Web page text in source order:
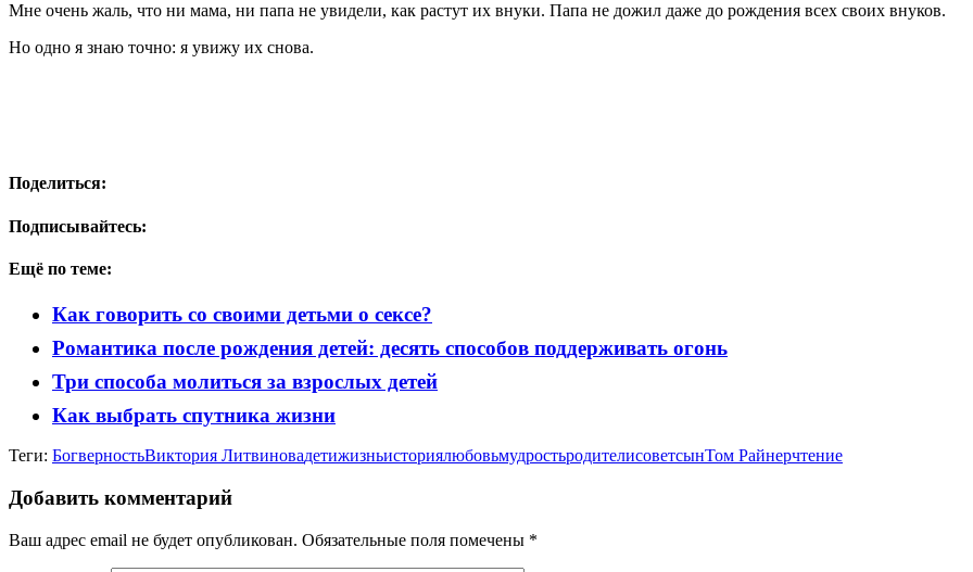
Мне очень жаль, что ни мама, ни папа не увидели, как растут их внуки. Папа не дожил даже до рождения всех своих внуков.
Но одно я знаю точно: я увижу их снова.
Поделиться:
Подписывайтесь:
Ещё по теме:
Как говорить со своими детьми о сексе?
Романтика после рождения детей: десять способов поддерживать огонь
Три способа молиться за взрослых детей
Как выбрать спутника жизни
Теги: БогверностьВиктория ЛитвиновадетижизньисториялюбовьмудростьродителисоветсынТом Райнерчтение
Добавить комментарий
Ваш адрес email не будет опубликован. Обязательные поля помечены *